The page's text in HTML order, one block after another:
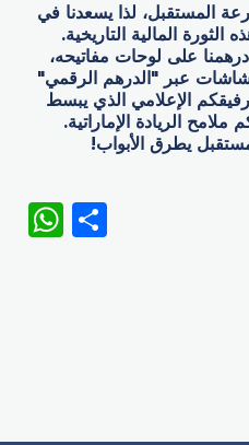
المستقبل، لذا يسعدنا في
المالية التاريخية.
على لوحات مفاتيحه،
عبر "الدرهم الرقمي"
الإعلامي الذي يبسط
الريادة الإماراتية.
يطرق الأبواب!
WhatsApp